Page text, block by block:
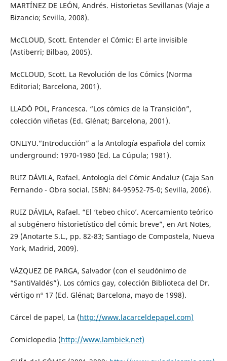
MARTÍNEZ DE LEÓN, Andrés. Historietas Sevillanas (Viaje a
Bizancio; Sevilla, 2008).
McCLOUD, Scott. Entender el Cómic: El arte invisible
(Astiberri; Bilbao, 2005).
McCLOUD, Scott. La Revolución de los Cómics (Norma
Editorial; Barcelona, 2001).
LLADÓ POL, Francesca. “Los cómics de la Transición”,
colección viñetas (Ed. Glénat; Barcelona, 2001).
ONLIYU.“Introducción” a la Antología española del comix
underground: 1970-1980 (Ed. La Cúpula; 1981).
RUIZ DÁVILA, Rafael. Antología del Cómic Andaluz (Caja San
Fernando - Obra social. ISBN: 84-95952-75-0; Sevilla, 2006).
RUIZ DÁVILA, Rafael. “El ‘tebeo chico’. Acercamiento teórico
al subgénero historietístico del cómic breve”, en Art Notes,
29 (Anotarte S.L., pp. 82-83; Santiago de Compostela, Nueva
York, Madrid, 2009).
VÁZQUEZ DE PARGA, Salvador (con el seudónimo de
“SantiValdés”). Los cómics gay, colección Biblioteca del Dr.
vértigo nº 17 (Ed. Glénat; Barcelona, mayo de 1998).
Cárcel de papel, La (http://www.lacarceldepapel.com)
Comiclopedia (http://www.lambiek.net)